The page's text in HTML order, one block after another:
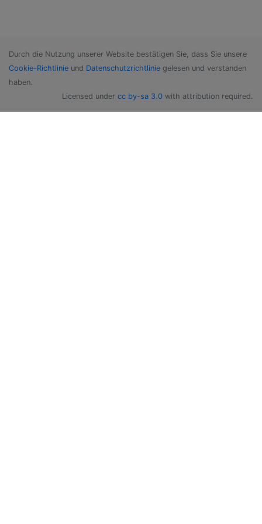
Durch die Nutzung unserer Website bestätigen Sie, dass Sie unsere
Cookie-Richtlinie und Datenschutzrichtlinie gelesen und verstanden
haben.
Licensed under cc by-sa 3.0 with attribution required.